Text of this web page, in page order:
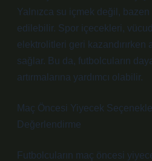
Yalnızca su içmek değil,
edilebilir. Spor içecekleri,
elektrolitleri geri kazandırırken
sağlar. Bu da, futbolcuların
artırmalarına yardımcı olabilir.
Maç Öncesi Yiyecek
Değerlendirme
Futbolcuların maç öncesi